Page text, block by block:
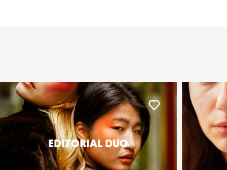
EDITORIAL DUO
Liker